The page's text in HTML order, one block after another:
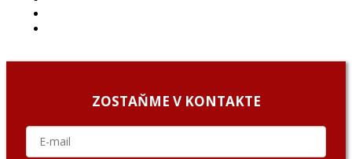
ZOSTAŇME V KONTAKTE